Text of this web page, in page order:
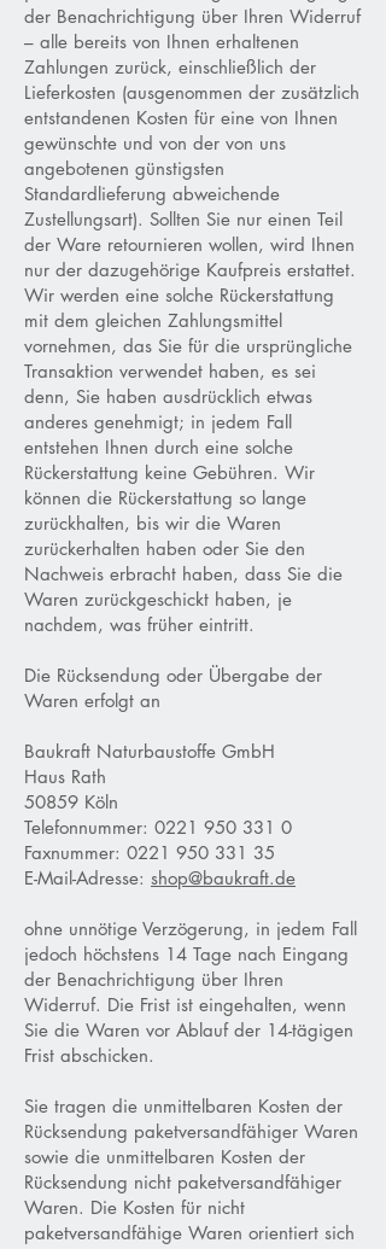
der Benachrichtigung über Ihren Widerruf
– alle bereits von Ihnen erhaltenen
Zahlungen zurück, einschließlich der
Lieferkosten (ausgenommen der zusätzlich
entstandenen Kosten für eine von Ihnen
gewünschte und von der von uns
angebotenen günstigsten
Standardlieferung abweichende
Zustellungsart). Sollten Sie nur einen Teil
der Ware retournieren wollen, wird Ihnen
nur der dazugehörige Kaufpreis erstattet.
Wir werden eine solche Rückerstattung
mit dem gleichen Zahlungsmittel
vornehmen, das Sie für die ursprüngliche
Transaktion verwendet haben, es sei
denn, Sie haben ausdrücklich etwas
anderes genehmigt; in jedem Fall
entstehen Ihnen durch eine solche
Rückerstattung keine Gebühren. Wir
können die Rückerstattung so lange
zurückhalten, bis wir die Waren
zurückerhalten haben oder Sie den
Nachweis erbracht haben, dass Sie die
Waren zurückgeschickt haben, je
nachdem, was früher eintritt.
Die Rücksendung oder Übergabe der
Waren erfolgt an
Baukraft Naturbaustoffe GmbH
Haus Rath
50859 Köln
Telefonnummer: 0221 950 331 0
Faxnummer: 0221 950 331 35
E-Mail-Adresse: shop@baukraft.de
ohne unnötige Verzögerung, in jedem Fall
jedoch höchstens 14 Tage nach Eingang
der Benachrichtigung über Ihren
Widerruf. Die Frist ist eingehalten, wenn
Sie die Waren vor Ablauf der 14-tägigen
Frist abschicken.
Sie tragen die unmittelbaren Kosten der
Rücksendung paketversandfähiger Waren
sowie die unmittelbaren Kosten der
Rücksendung nicht paketversandfähiger
Waren. Die Kosten für nicht
paketversandfähige Waren orientiert sich